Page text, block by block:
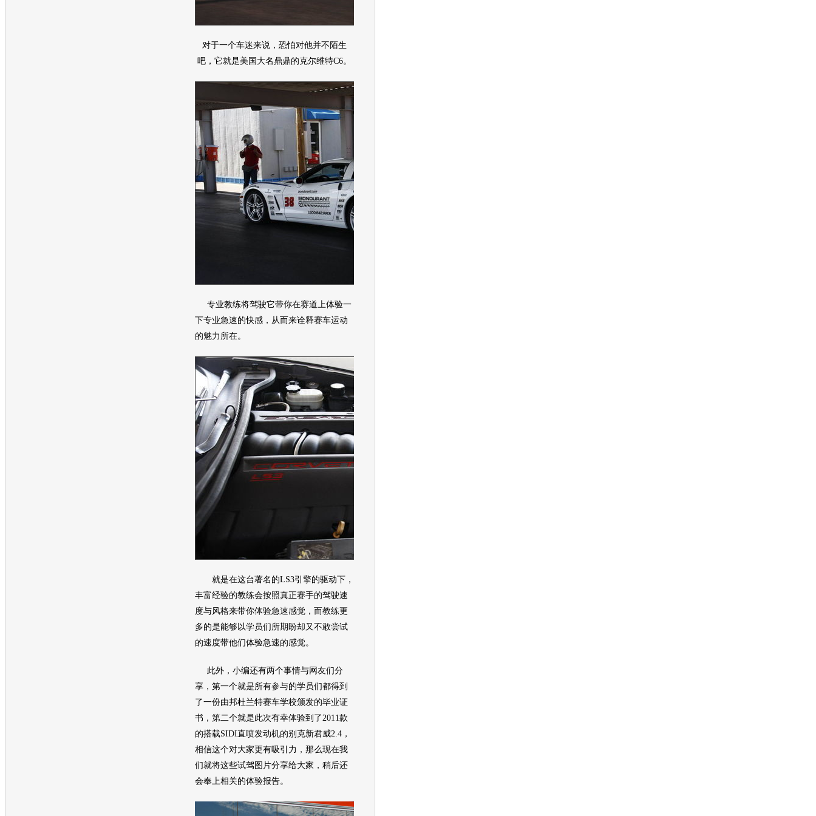
对于一个车迷来说，恐怕对他并不陌生
吧，它就是美国大名鼎鼎的克尔维特C6。
专业教练将驾驶它带你在赛道上体验一
下专业急速的快感，从而来诠释赛车运动
的魅力所在。
就是在这台著名的LS3引擎的驱动下，
丰富经验的教练会按照真正赛手的驾驶速
度与风格来带你体验急速感觉，而教练更
多的是能够以学员们所期盼却又不敢尝试
的速度带他们体验急速的感觉。
此外，小编还有两个事情与网友们分
享，第一个就是所有参与的学员们都得到
了一份由邦杜兰特赛车学校颁发的毕业证
书，第二个就是此次有幸体验到了2011款
的搭载SIDI直喷发动机的别克新君威2.4，
相信这个对大家更有吸引力，那么现在我
们就将这些试驾图片分享给大家，稍后还
会奉上相关的体验报告。